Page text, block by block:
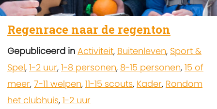
Regenrace naar de regenton
Gepubliceerd in Activiteit, Buitenleven, Sport &
Spel, 1-2 uur, 1-8 personen, 8-15 personen, 15 of
meer, 7-11 welpen, 11-15 scouts, Kader, Rondom
het clubhuis, 1-2 uur